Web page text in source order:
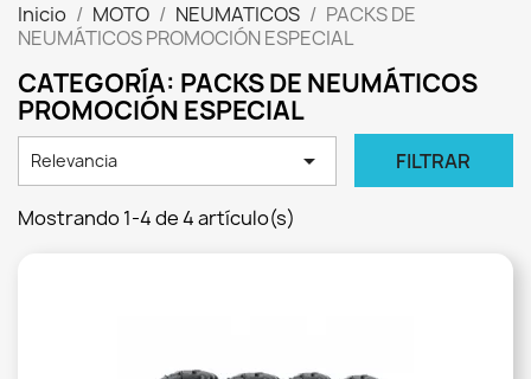
Inicio MOTO NEUMATICOS
PACKS DE
NEUMÁTICOS PROMOCIÓN ESPECIAL
CATEGORÍA: PACKS DE NEUMÁTICOS
PROMOCIÓN ESPECIAL
Relevancia  FILTRAR
Mostrando 1-4 de 4 artículo(s)